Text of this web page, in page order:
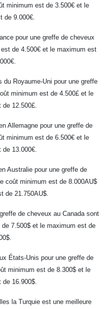
minimum est de 3.500€ et le
de 9.000€.
pour une greffe de cheveux
de 4.500€ et le maximum est
du Royaume-Uni pour une greffe
minimum est de 4.500£ et le
12.500£.
Allemagne pour une greffe de
minimum est de 6.500€ et le
13.000€.
Australie pour une greffe de
coût minimum est de 8.000AU$
de 21.750AU$.
de cheveux au Canada sont
7.500$ et le maximum est de
États-Unis pour une greffe de
minimum est de 8.300$ et le
16.900$.
la Turquie est une meilleure